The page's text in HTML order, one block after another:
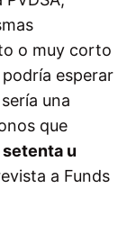
o muy corto
esperar
una
que
setenta u
a Funds